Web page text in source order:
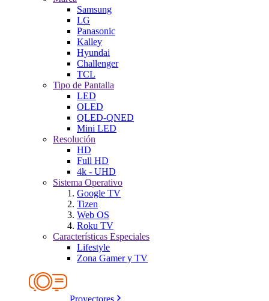
Samsung
LG
Panasonic
Kalley
Hyundai
Challenger
TCL
Tipo de Pantalla
LED
OLED
QLED-QNED
Mini LED
Resolución
HD
Full HD
4k - UHD
Sistema Operativo
Google TV
Tizen
Web OS
Roku TV
Características Especiales
Lifestyle
Zona Gamer y TV
Proyectores